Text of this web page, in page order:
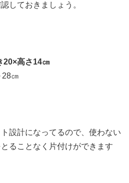
しておきましょう。
20×高さ14㎝
㎝
設計になってるので、使わない
ることなく片付けができます